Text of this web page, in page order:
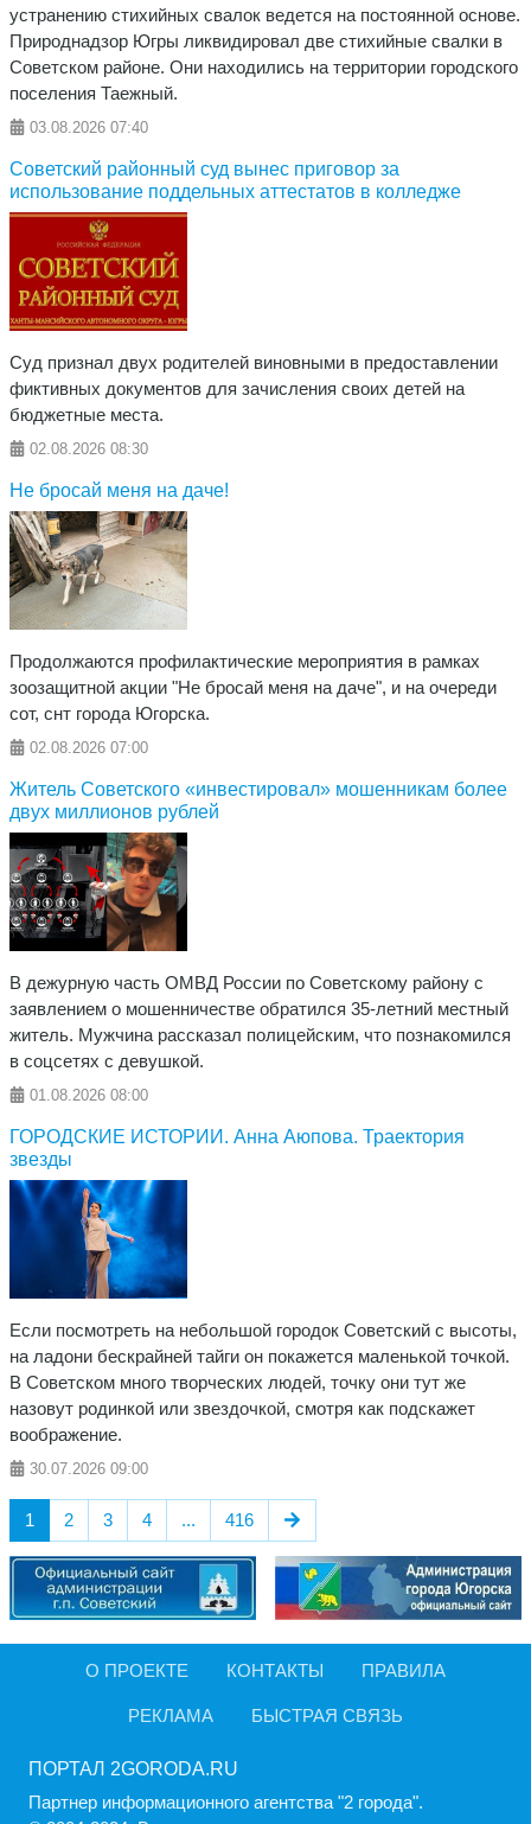
устранению стихийных свалок ведется на постоянной основе.
Природнадзор Югры ликвидировал две стихийные свалки в
Советском районе. Они находились на территории городского
поселения Таежный.
03.08.2026 07:40
Советский районный суд вынес приговор за
использование поддельных аттестатов в колледже
Суд признал двух родителей виновными в предоставлении
фиктивных документов для зачисления своих детей на
бюджетные места.
02.08.2026 08:30
Не бросай меня на даче!
Продолжаются профилактические мероприятия в рамках
зоозащитной акции "Не бросай меня на даче", и на очереди
сот, снт города Югорска.
02.08.2026 07:00
Житель Советского «инвестировал» мошенникам более
двух миллионов рублей
В дежурную часть ОМВД России по Советскому району с
заявлением о мошенничестве обратился 35-летний местный
житель. Мужчина рассказал полицейским, что познакомился
в соцсетях с девушкой.
01.08.2026 08:00
​ГОРОДСКИЕ ИСТОРИИ. Анна Аюпова. Траектория
звезды
Если посмотреть на небольшой городок Советский с высоты,
на ладони бескрайней тайги он покажется маленькой точкой.
В Советском много творческих людей, точку они тут же
назовут родинкой или звездочкой, смотря как подскажет
воображение.
30.07.2026 09:00
1 2 3 4 ... 416
О ПРОЕКТЕ КОНТАКТЫ ПРАВИЛА
РЕКЛАМА БЫСТРАЯ СВЯЗЬ
ПОРТАЛ 2GORODA.RU
Партнер информационного агентства "2 города".